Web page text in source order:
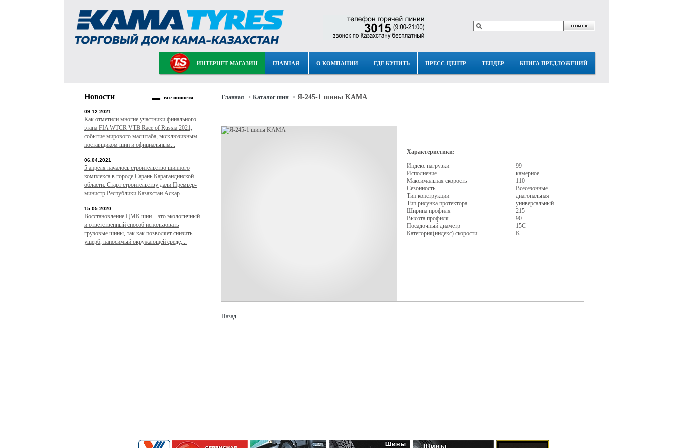
ИНТЕРНЕТ-МАГАЗИН ГЛАВНАЯ О КОМПАНИИ ГДЕ КУПИТЬ ПРЕСС-ЦЕНТР ТЕНДЕР КНИГА ПРЕДЛОЖЕНИЙ
Главная -> Каталог шин -> Я-245-1 шины KAMA
Характеристики:
Индекс нагрузки
99
Исполнение
камерное
Максимальная скорость
110
Сезонность
Всесезонные
Тип конструкции
диагональная
Тип рисунка протектора
универсальный
Ширина профиля
215
Высота профиля
90
Посадочный диаметр
15C
Категория(индекс) скорости
K
Назад
Новости все новости
09.12.2021
Как отметили многие участники финального
этапа FIA WTCR VTB Race of Russia 2021,
событие мирового масштаба, эксклюзивным
поставщиком шин и официальным...
06.04.2021
5 апреля началось строительство шинного
комплекса в городе Сарань Карагандинской
области. Старт строительству дали Премьер-
министр Республики Казахстан Аскар...
15.05.2020
Восстановление ЦМК шин – это экологичный
и ответственный способ использовать
грузовые шины, так как позволяет снизить
ущерб, наносимый окружающей среде,...